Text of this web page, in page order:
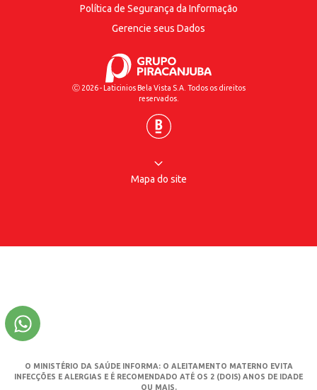
Política de Segurança da Informação
Gerencie seus Dados
Ⓒ 2026 - Laticinios Bela Vista S.A. Todos os direitos
reservados.
O MINISTÉRIO DA SAÚDE INFORMA: O ALEITAMENTO MATERNO EVITA
INFECÇÕES E ALERGIAS E É RECOMENDADO ATÉ OS 2 (DOIS) ANOS DE IDADE
OU MAIS.
Mapa do site